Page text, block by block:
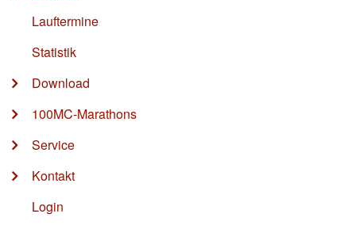
Lauftermine
Statistik
Download
100MC-Marathons
Service
Kontakt
Login